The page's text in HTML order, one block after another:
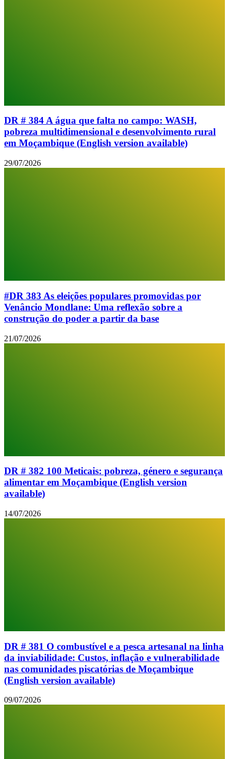
DR # 384 A água que falta no campo: WASH,
pobreza multidimensional e desenvolvimento rural
em Moçambique (English version available)
29/07/2026
#DR 383 As eleições populares promovidas por
Venâncio Mondlane: Uma reflexão sobre a
construção do poder a partir da base
21/07/2026
DR # 382 100 Meticais: pobreza, género e segurança
alimentar em Moçambique (English version
available)
14/07/2026
DR # 381 O combustível e a pesca artesanal na linha
da inviabilidade: Custos, inflação e vulnerabilidade
nas comunidades piscatórias de Moçambique
(English version available)
09/07/2026